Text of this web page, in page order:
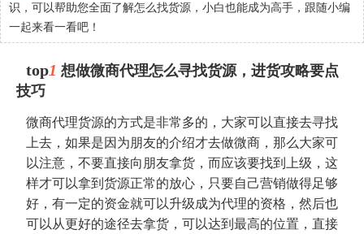
识，可以帮助您全面了解怎么找货源，小白也能成为高手，跟随小编
一起来看一看吧！
top1 想做微商代理怎么寻找货源，进货攻略要点
技巧
微商代理货源的方式是非常多的，大家可以直接去寻找
上去，如果是因为朋友的介绍才去做微商，那么大家可
以注意，不要直接向朋友拿货，而应该要找到上级，这
样才可以拿到货源正常的放心，只要自己营销做得足够
好，有一定的资金就可以升级成为代理的资格，然后也
可以从更好的途径去拿货，可以达到最高的位置，直接